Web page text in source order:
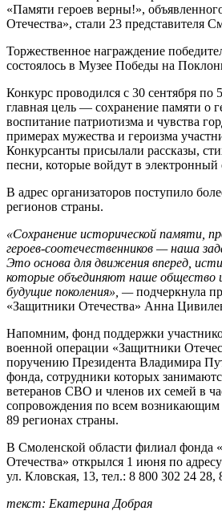
«Памяти героев верны!»,
Отечества», стали 23 представителя
Торжественное награждение
состоялось в Музее Победы на
Конкурс проводился с 30 сентября по
главная цель — сохранение памяти о
воспитание патриотизма и чувства
примерах мужества и героизма
Конкурсанты присылали рассказы,
песни, которые войдут в электронный
В адрес организаторов поступило
регионов страны.
«Сохранение исторической памяти,
героев-соотечественников — наша
Это основа для движения вперед,
которые объединяют наше общество
будущие поколения», —подчеркнула
«Защитники Отечества» Анна
Напомним, фонд поддержки
военной операции «Защитники
поручению Президента Владимира
фонда, сотрудники которых
ветеранов СВО и членов их семей в
сопровождения по всем
89 регионах страны.
В Смоленской области филиал фонда
Отечества» открылся 1 июня по
ул. Кловская, 13, тел.: 8 800 302 24 28,
текст: Екатерина Добрая